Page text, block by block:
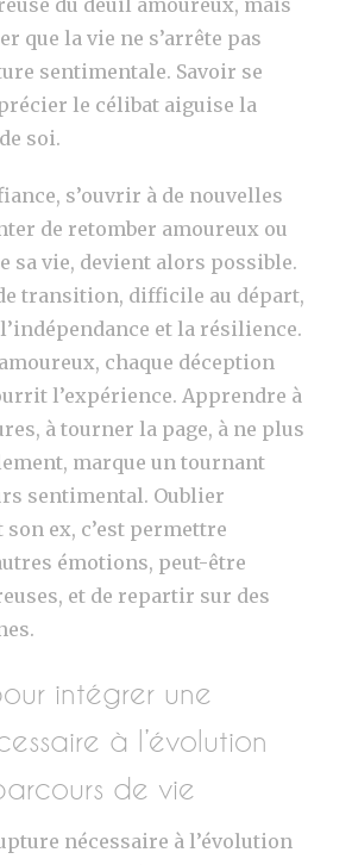
du deuil amoureux, mais
que la vie ne s’arrête pas
sentimentale. Savoir se
le célibat aiguise la
soi.
s’ouvrir à de nouvelles
de retomber amoureux ou
sa vie, devient alors possible.
transition, difficile au départ,
et la résilience.
chaque déception
l’expérience. Apprendre à
à tourner la page, à ne plus
marque un tournant
sentimental. Oublier
ex, c’est permettre
émotions, peut-être
et de repartir sur des
intégrer une
à l’évolution
de vie
nécessaire à l’évolution